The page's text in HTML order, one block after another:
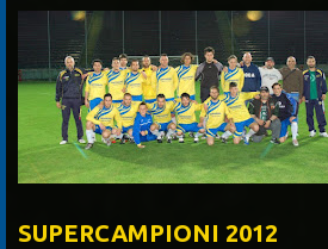
SUPERCAMPIONI 2012